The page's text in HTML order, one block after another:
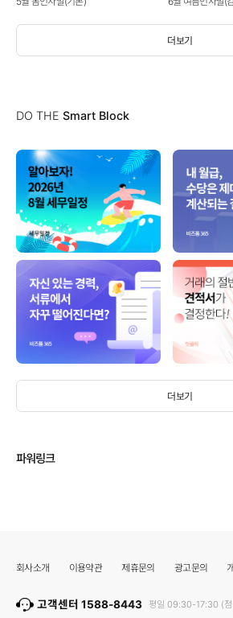
더보기
DO THE Smart Block
더보기
파워링크
회사소개 이용약관 제휴문의 광고문의
고객센터 1588-8443 평일 09:30-17:30 (